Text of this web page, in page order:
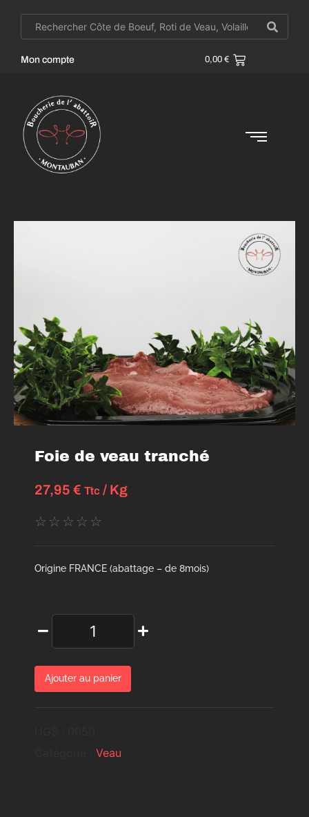
Mon compte 0,00 €
Foie de veau tranché
27,95 € Ttc / Kg
☆ ☆ ☆ ☆ ☆
Origine FRANCE (abattage – de 8mois)
Ajouter au panier
Veau